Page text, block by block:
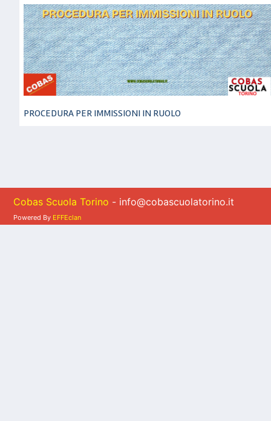
PROCEDURA PER IMMISSIONI IN RUOLO
Cobas Scuola Torino - info@cobascuolatorino.it
Powered By EFFEclan